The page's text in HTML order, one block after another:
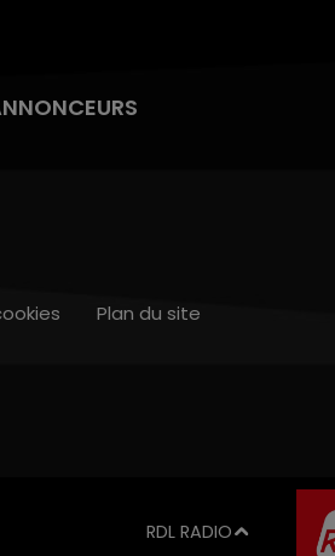
RDL RADIO
Plan du site